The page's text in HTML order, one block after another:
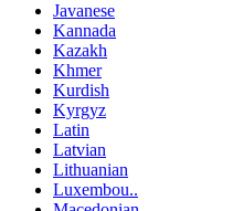
Javanese
Kannada
Kazakh
Khmer
Kurdish
Kyrgyz
Latin
Latvian
Lithuanian
Luxembou..